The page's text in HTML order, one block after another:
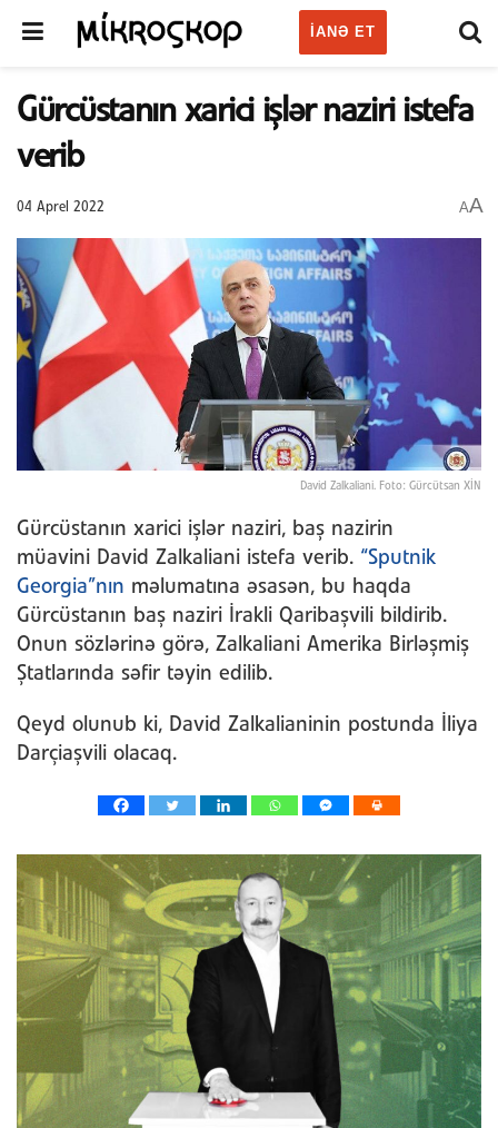
IANƏ ET
Gürcüstanın xarici işlər naziri istefa
verib
04 Aprel 2022 AA
David Zalkaliani. Foto: Gürcütsan XİN
Gürcüstanın xarici işlər naziri, baş nazirin
müavini David Zalkaliani istefa verib. “Sputnik
Georgia”nın məlumatına əsasən, bu haqda
Gürcüstanın baş naziri İrakli Qaribaşvili bildirib.
Onun sözlərinə görə, Zalkaliani Amerika Birləşmiş
Ştatlarında səfir təyin edilib.
Qeyd olunub ki, David Zalkalianinin postunda İliya
Darçiaşvili olacaq.